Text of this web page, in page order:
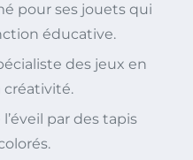
pour ses jouets qui
éducative.
des jeux en
créativité.
l’éveil par des tapis